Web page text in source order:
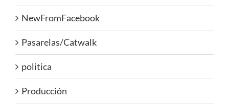
NewFromFacebook
Pasarelas/Catwalk
politica
Producción